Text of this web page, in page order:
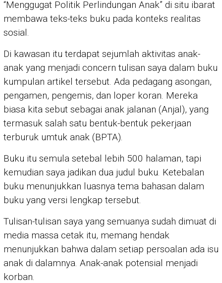
“Menggugat Politik Perlindungan Anak” di situ ibarat
membawa teks-teks buku pada konteks realitas
sosial.
Di kawasan itu terdapat sejumlah aktivitas anak-
anak yang menjadi concern tulisan saya dalam buku
kumpulan artikel tersebut. Ada pedagang asongan,
pengamen, pengemis, dan loper koran. Mereka
biasa kita sebut sebagai anak jalanan (Anjal), yang
termasuk salah satu bentuk-bentuk pekerjaan
terburuk umtuk anak (BPTA).
Buku itu semula setebal lebih 500 halaman, tapi
kemudian saya jadikan dua judul buku. Ketebalan
buku menunjukkan luasnya tema bahasan dalam
buku yang versi lengkap tersebut.
Tulisan-tulisan saya yang semuanya sudah dimuat di
media massa cetak itu, memang hendak
menunjukkan bahwa dalam setiap persoalan ada isu
anak di dalamnya. Anak-anak potensial menjadi
korban.